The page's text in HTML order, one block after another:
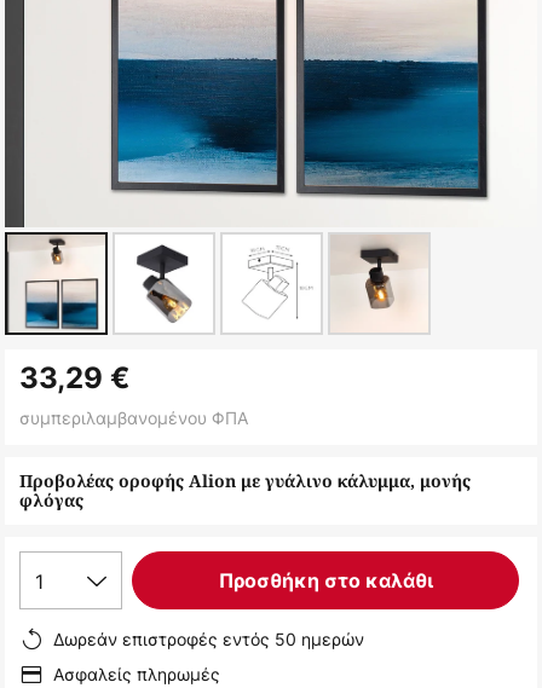
στην
αρχή
συλλογής
εικόνων
Προβολέας οροφής Alion με γυάλινο κάλυμμα, μονής
φλόγας
33,29 €
συμπεριλαμβανομένου ΦΠΑ
1 Προσθήκη στο καλάθι
Δωρεάν επιστροφές εντός 50 ημερών
Ασφαλείς πληρωμές